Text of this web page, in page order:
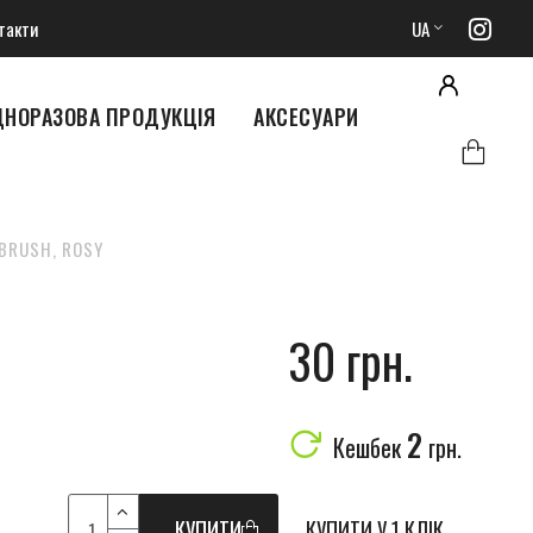
UA
ПРОДУКЦІЯ АКСЕСУАРИ
ROSY
30 грн.
Кешбек 2 грн.